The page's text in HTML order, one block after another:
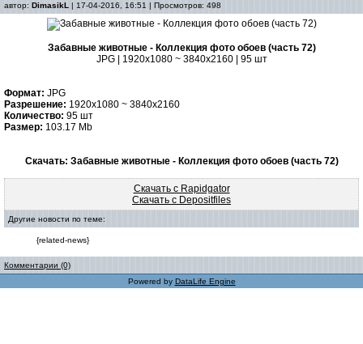
автор: DimasikL | 17-04-2016, 16:51 | Просмотров: 498
Забавные животные - Коллекция фото обоев (часть 72)
JPG | 1920x1080 ~ 3840x2160 | 95 шт
Формат: JPG
Разрешение: 1920x1080 ~ 3840x2160
Количество: 95 шт
Размер: 103.17 Mb
Скачать: Забавные животные - Коллекция фото обоев (часть 72)
Скачать с Rapidgator
Скачать с Depositfiles
Другие новости по теме:
{related-news}
Комментарии (0)
Powered by DataLife Engine